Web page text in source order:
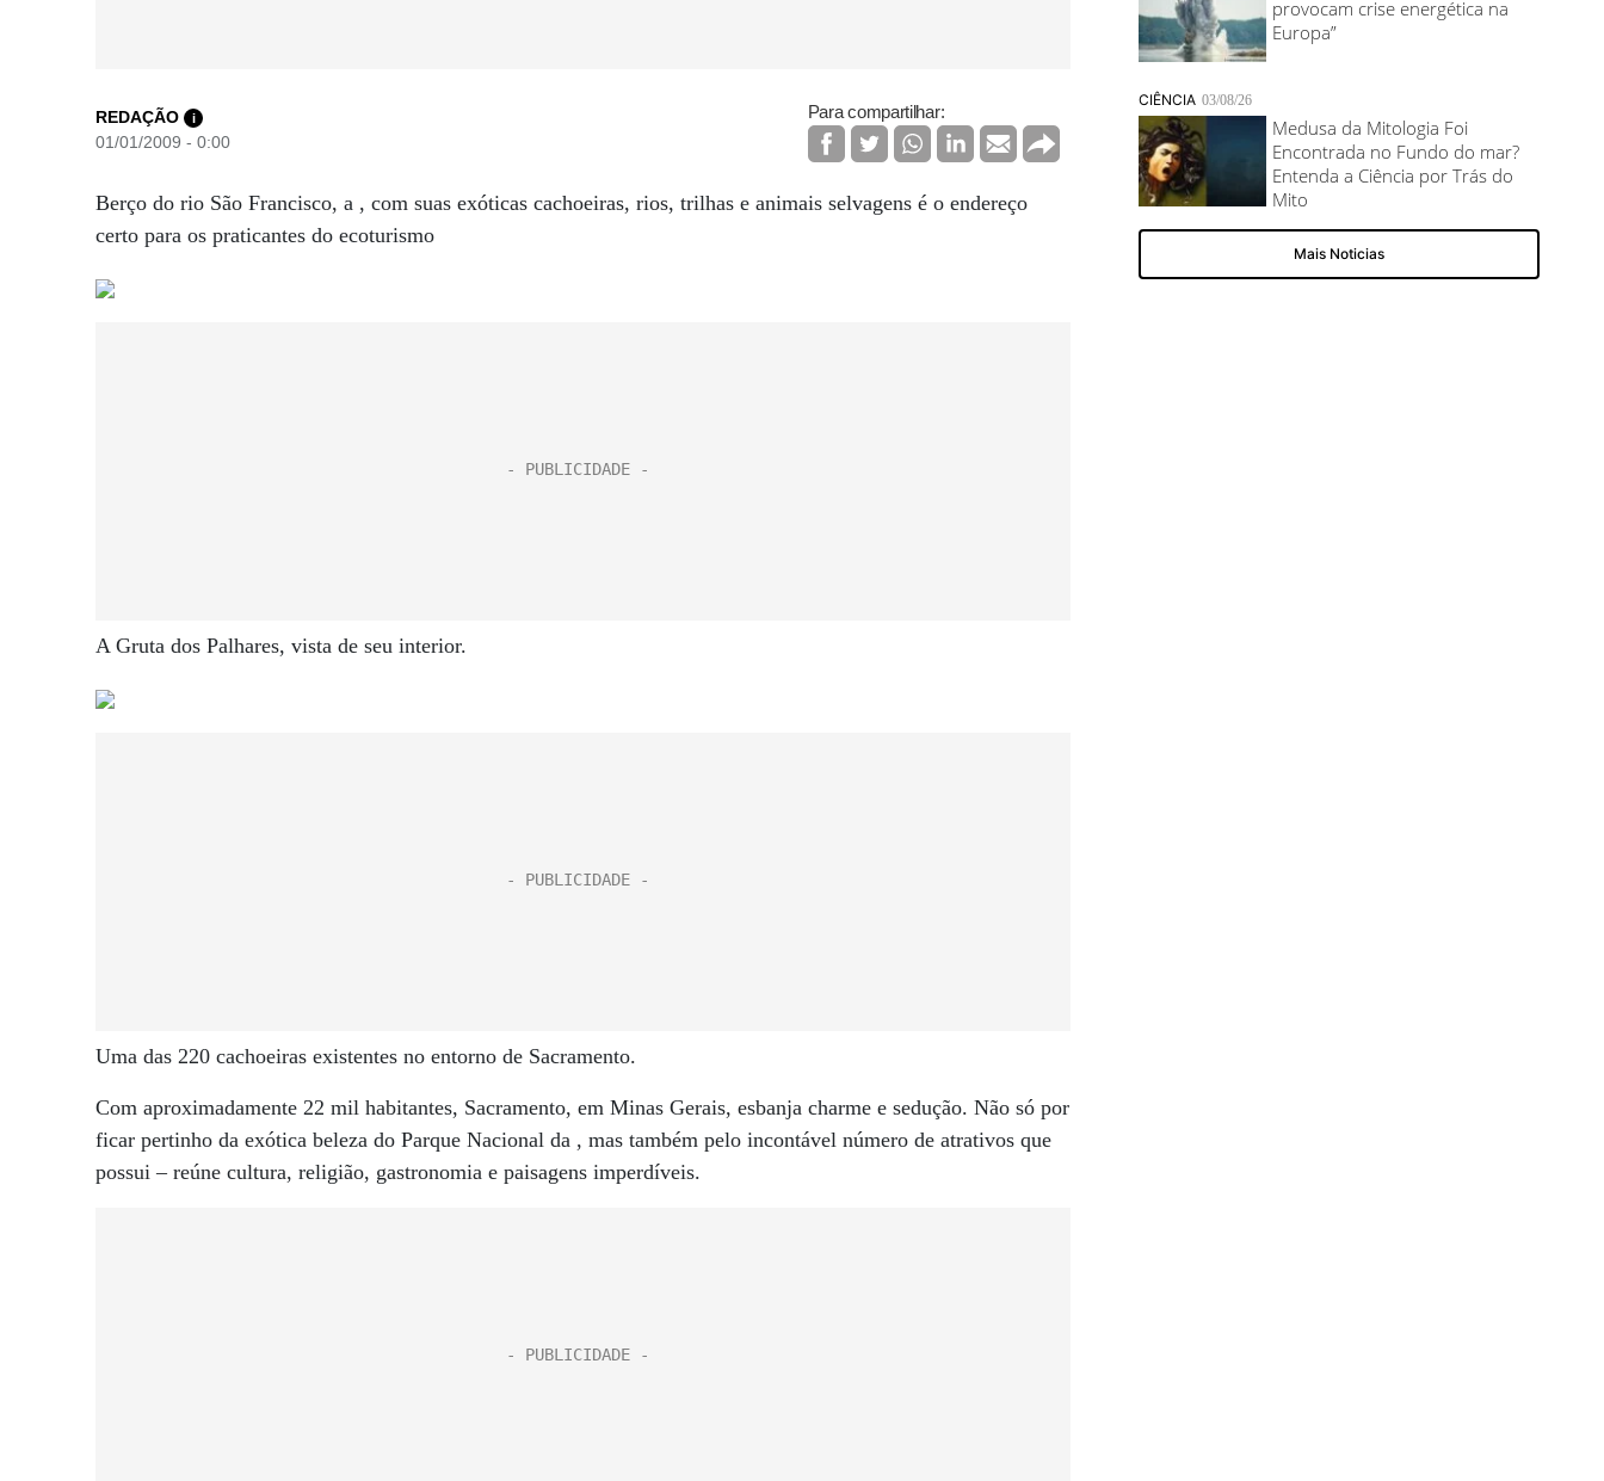
REDAÇÃO i
01/01/2009 - 0:00
Para compartilhar:
Berço do rio São Francisco, a , com suas exóticas cachoeiras, rios, trilhas e animais selvagens é o endereço
certo para os praticantes do ecoturismo
A Gruta dos Palhares, vista de seu interior.
Uma das 220 cachoeiras existentes no entorno de Sacramento.
Com aproximadamente 22 mil habitantes, Sacramento, em Minas Gerais, esbanja charme e sedução. Não só por
ficar pertinho da exótica beleza do Parque Nacional da , mas também pelo incontável número de atrativos que
possui – reúne cultura, religião, gastronomia e paisagens imperdíveis.